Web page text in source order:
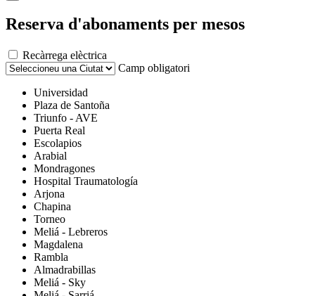
Reserva d'abonaments per mesos
Recàrrega elèctrica
Camp obligatori
Universidad
Plaza de Santoña
Triunfo - AVE
Puerta Real
Escolapios
Arabial
Mondragones
Hospital Traumatología
Arjona
Chapina
Torneo
Meliá - Lebreros
Magdalena
Rambla
Almadrabillas
Meliá - Sky